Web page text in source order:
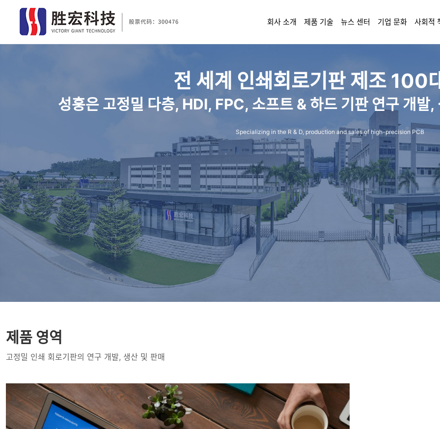
회사 소개 제품 기술 뉴스 센터 기업 문화 사회적
전 세계 인쇄회로기판 제조 100
성훙은 고정밀 다층, HDI, FPC, 소프트 & 하드 기판 연구 개발,
Specializing in the R & D, production and sales of high-precision PCB
제품 영역
고정밀 인쇄 회로기판의 연구 개발, 생산 및 판매